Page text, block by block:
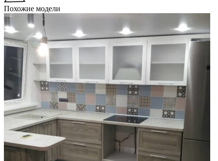
Похожие модели